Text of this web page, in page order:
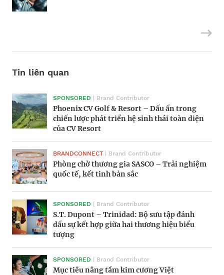
Tin liên quan
SPONSORED | Brand Contributor
Phoenix CV Golf & Resort – Dấu ấn trong
chiến lược phát triển hệ sinh thái toàn diện
của CV Resort
BRANDCONNECT | Brand Contributor
Phòng chờ thương gia SASCO – Trải nghiệm
quốc tế, kết tinh bản sắc
SPONSORED | Brand Contributor
S.T. Dupont – Trinidad: Bộ sưu tập đánh
dấu sự kết hợp giữa hai thương hiệu biểu
tượng
SPONSORED | Brand Contributor
Mục tiêu nâng tầm kim cương Việt
Nhiều giải pháp giúp chất liệu da giảm phát
thải carbon
Trải nghiệm mùa hè tại khu nghỉ dưỡng
trọn gói hàng đầu Việt Nam
Khu nghỉ dưỡng Bawah Reserve cung cấp
dịch vụ tổ chức đám cưới không rác thải
Dây chuyền kim cương ‘Tie’ lập kỷ lục đấu
giá 3,6 triệu USD
Thương hiệu Audemars Piguet ra mắt mẫu
đồng hồ mới
Dining with the Sultan: nghệ thuật ẩm thực
tinh tế
8 mẫu đồng hồ mặt rồng cho Tết Nguyên
đán 2024
Chi phí sống xa hoa như tỉ phú tăng 4,9%
trong năm 2023